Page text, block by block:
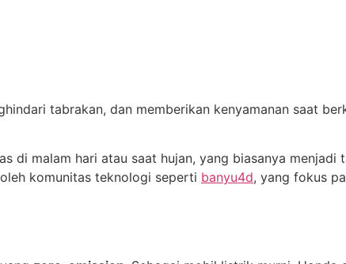
tabrakan, dan memberikan kenyamanan saat
di malam hari atau saat hujan, yang biasanya menjadi
komunitas teknologi seperti banyu4d, yang fokus